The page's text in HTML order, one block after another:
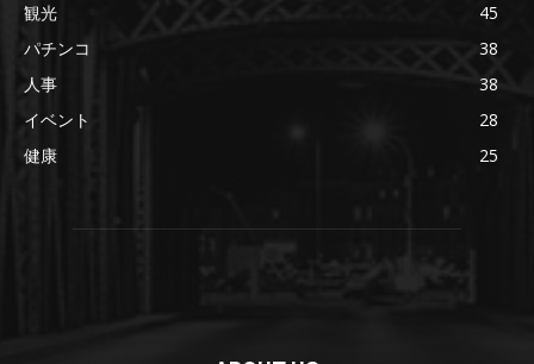
観光
45
パチンコ
38
人事
38
イベント
28
健康
25